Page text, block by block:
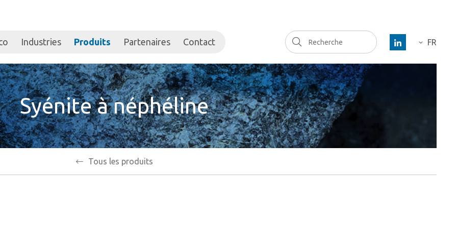
Industries Produits Partenaires Contact Recherche FR
DE
Syénite à néphéline
Tous les produits